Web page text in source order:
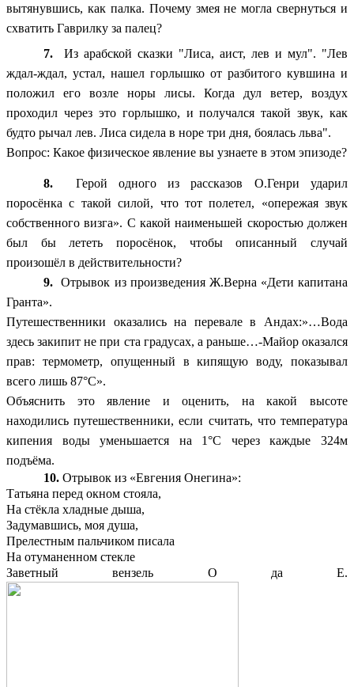
вытянувшись, как палка. Почему змея не могла свернуться и
схватить Гаврилку за палец?
7. Из арабской сказки "Лиса, аист, лев и мул". "Лев
ждал-ждал, устал, нашел горлышко от разбитого кувшина и
положил его возле норы лисы. Когда дул ветер, воздух
проходил через это горлышко, и получался такой звук, как
будто рычал лев. Лиса сидела в норе три дня, боялась льва".
Вопрос: Какое физическое явление вы узнаете в этом эпизоде?
8. Герой одного из рассказов О.Генри ударил
поросёнка с такой силой, что тот полетел, «опережая звук
собственного визга». С какой наименьшей скоростью должен
был бы лететь поросёнок, чтобы описанный случай
произошёл в действительности?
9. Отрывок из произведения Ж.Верна «Дети капитана
Гранта».
Путешественники оказались на перевале в Андах:»…Вода
здесь закипит не при ста градусах, а раньше…-Майор оказался
прав: термометр, опущенный в кипящую воду, показывал
всего лишь 87°С».
Объяснить это явление и оценить, на какой высоте
находились путешественники, если считать, что температура
кипения воды уменьшается на 1°С через каждые 324м
подъёма.
10. Отрывок из «Евгения Онегина»:
Татьяна перед окном стояла,
На стёкла хладные дыша,
Задумавшись, моя душа,
Прелестным пальчиком писала
На отуманенном стекле
Заветный вензель О да Е.